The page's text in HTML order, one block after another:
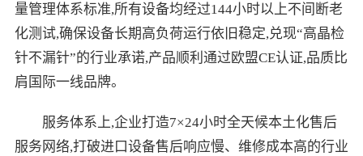
量管理体系标准,所有设备均经过144小时以上不间断老
化测试,确保设备长期高负荷运行依旧稳定,兑现“高晶检
针不漏针”的行业承诺,产品顺利通过欧盟CE认证,品质比
肩国际一线品牌。
服务体系上,企业打造7×24小时全天候本土化售后
服务网络,打破进口设备售后响应慢、维修成本高的行业